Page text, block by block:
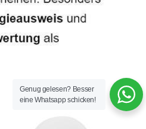
Genug gelesen? Besser
eine Whatsapp schicken!